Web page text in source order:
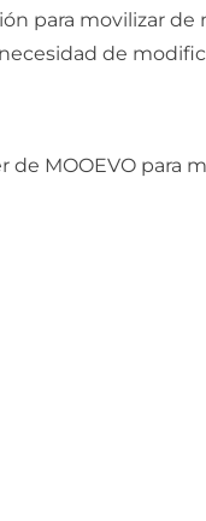
para movilizar
de
de MOOEVO para